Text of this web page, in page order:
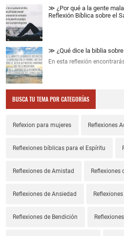
≫ ¿Por qué a la gente
Reflexión Bíblica sobre el
≫ ¿Qué dice la biblia
En esta reflexión
BUSCA TU TEMA POR CATEGORÍAS
Refexion para mujeres Reflexiones
Reflexiones bíblicas para el Espíritu
Reflexiones de Amistad Reflexiones
Reflexiones de Ansiedad
Reflexiones de Bendición